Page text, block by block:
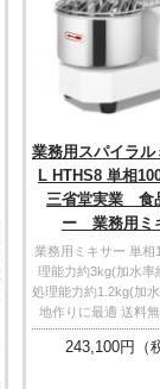
業務用スパイラル
L HTHS8 単相
三省堂実業 食
ー 業務用ミ
業務用ミキサー 単相
理能力約3kg(加水率
処理能力約1.2kg(加
地作りに最適 送料
243,100円（